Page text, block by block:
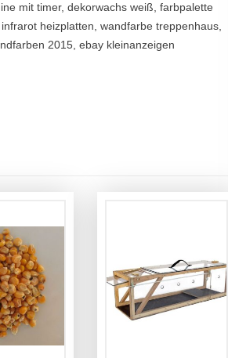
mit timer, dekorwachs weiß, farbpalette
heizplatten, wandfarbe treppenhaus,
2015, ebay kleinanzeigen